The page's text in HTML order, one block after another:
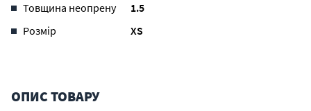
Товщина неопрену
1.5
Розмір
XS
ОПИС ТОВАРУ